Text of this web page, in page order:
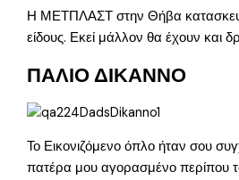
Η ΜΕΤΠΛΑΣΤ στην Θήβα
είδους. Εκεί μάλλον θα έχουν και
ΠΑΛΙΟ ΔΙΚΑΝΝΟ
Το Εικονιζόμενο όπλο ήταν σου
πατέρα μου αγορασμένο περίπου